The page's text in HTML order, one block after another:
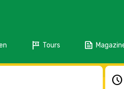
tour Tours feed
schedule